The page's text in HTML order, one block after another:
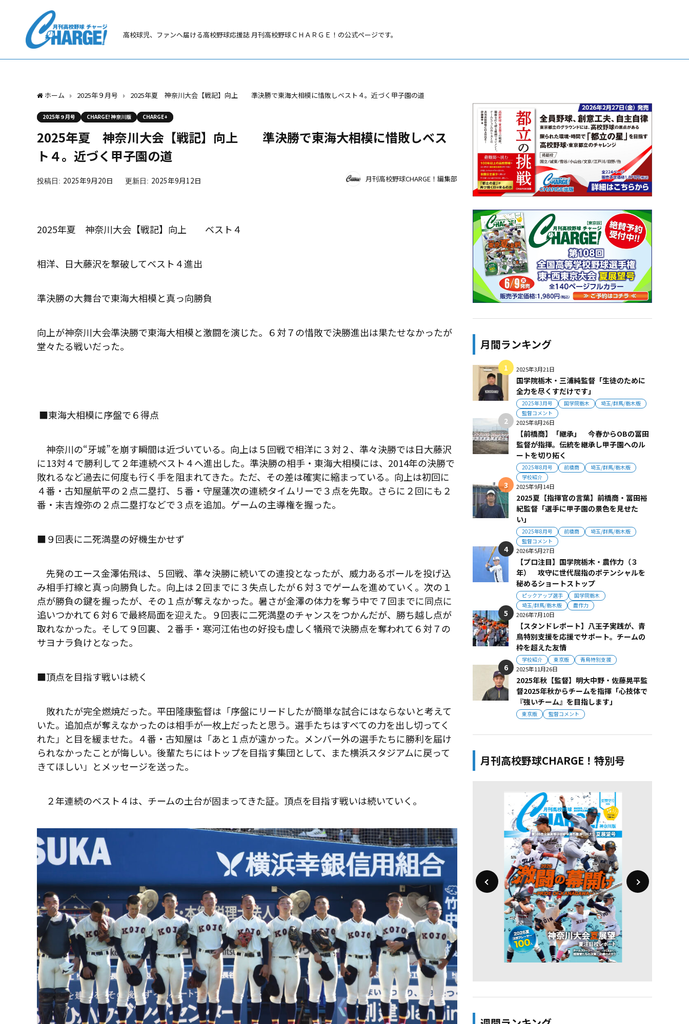
高校球児、ファンへ届ける高校野球応援誌 月刊高校野球ＣＨＡＲＧＥ！の公式ページです。
ホーム 2025年９月号 2025年夏 神奈川大会【戦記】向上 準決勝で東海大相模に惜敗しベスト４。近づく甲子園の道
2025年９月号 CHARGE! 神奈川版 CHARGE+
2025年夏 神奈川大会【戦記】向上 準決勝で東海大相模に惜敗しベス
ト４。近づく甲子園の道
2025年9月20日 2025年9月12日 月刊高校野球CHARGE！編集部
2025年夏 神奈川大会【戦記】向上 ベスト４
相洋、日大藤沢を撃破してベスト４進出
準決勝の大舞台で東海大相模と真っ向勝負
向上が神奈川大会準決勝で東海大相模と激闘を演じた。６対７の惜敗で決勝進出は果たせなかったが
堂々たる戦いだった。
■東海大相模に序盤で６得点
神奈川の“牙城”を崩す瞬間は近づいている。向上は５回戦で相洋に３対２、準々決勝では日大藤沢
に13対４で勝利して２年連続ベスト４へ進出した。準決勝の相手・東海大相模には、 2014年の決勝で
敗れるなど過去に何度も行く手を阻まれてきた。ただ、その差は確実に縮まっている。向上は初回に
４番・古知屋航平の２点二塁打、５番・守屋蓮次の連続タイムリーで３点を先取。さらに２回にも２
番・末吉煌弥の２点二塁打などで３点を追加。ゲームの主導権を握った。
■９回表に二死満塁の好機生かせず
先発のエース金澤佑飛は、５回戦、準々決勝に続いての連投となったが、威力あるボールを投げ込
み相手打線と真っ向勝負した。向上は２回までに３失点したが６対３でゲームを進めていく。次の１
点が勝負の鍵を握ったが、その１点が奪えなかった。暑さが金澤の体力を奪う中で７回までに同点に
追いつかれて６対６で最終局面を迎えた。９回表に二死満塁のチャンスをつかんだが、勝ち越し点が
取れなかった。そして９回裏、２番手・寒河江佑也の好投も虚しく犠飛で決勝点を奪われて６対７の
サヨナラ負けとなった。
■頂点を目指す戦いは続く
敗れたが完全燃焼だった。平田隆康監督は「序盤にリードしたが簡単な試合にはならないと考えて
いた。追加点が奪えなかったのは相手が一枚上だったと思う。選手たちはすべての力を出し切ってく
れた」と目を緩ませた。４番・古知屋は「あと１点が遠かった。メンバー外の選手たちに勝利を届け
られなかったことが悔しい。後輩たちにはトップを目指す集団として、また横浜スタジアムに戻って
きてほしい」とメッセージを送った。
２年連続のベスト４は、チームの土台が固まってきた証。頂点を目指す戦いは続いていく。
月間ランキング
2025年3月21日
国学院栃木・三浦純監督「生徒のために
全力を尽くすだけです」
2025年3月号 国学院栃木
埼玉/群馬/栃木版
監督コメント
2025年8月26日
【前橋商】「継承」 今春からOBの冨田
監督が指揮。伝統を継承し甲子園へのル
ートを切り拓く
2025年8月号 前橋商
埼玉/群馬/栃木版
学校紹介
2025年9月14日
2025夏【指揮官の言葉】前橋商・冨田裕
紀監督「選手に甲子園の景色を見せた
い」
2025年8月号 前橋商
埼玉/群馬/栃木版
監督コメント
2026年5月27日
【プロ注目】国学院栃木・農作力（３
年） 攻守に世代屈指のポテンシャルを
秘めるショートストップ
ピックアップ選手
国学院栃木
埼玉/群馬/栃木版
農作力
2026年7月10日
【スタンドレポート】八王子実践が、青
鳥特別支援を応援でサポート。チームの
枠を超えた友情
学校紹介 東京版 青鳥特別支援
2025年11月26日
2025年秋【監督】明大中野・佐藤晃平監
督2025年秋からチームを指揮「心技体で
『強いチーム』を目指します」
東京版 監督コメント
月刊高校野球CHARGE！特別号